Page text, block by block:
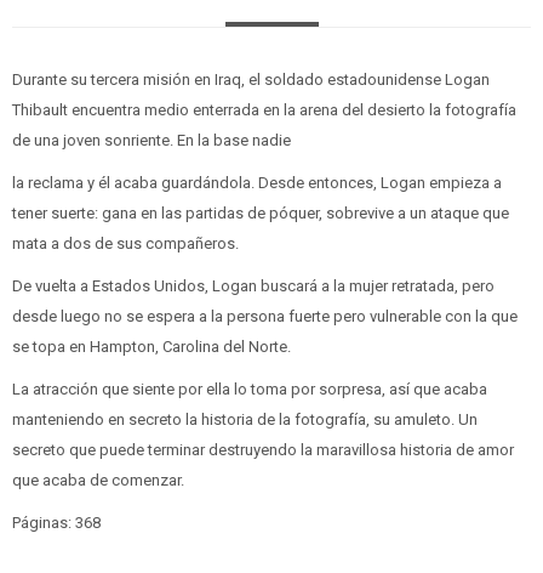
Durante su tercera misión en Iraq, el soldado estadounidense Logan
Thibault encuentra medio enterrada en la arena del desierto la fotografía
de una joven sonriente. En la base nadie
la reclama y él acaba guardándola. Desde entonces, Logan empieza a
tener suerte: gana en las partidas de póquer, sobrevive a un ataque que
mata a dos de sus compañeros.
De vuelta a Estados Unidos, Logan buscará a la mujer retratada, pero
desde luego no se espera a la persona fuerte pero vulnerable con la que
se topa en Hampton, Carolina del Norte.
La atracción que siente por ella lo toma por sorpresa, así que acaba
manteniendo en secreto la historia de la fotografía, su amuleto. Un
secreto que puede terminar destruyendo la maravillosa historia de amor
que acaba de comenzar.
Páginas: 368